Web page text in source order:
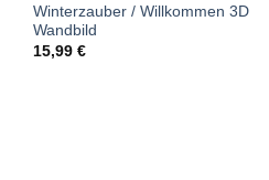
Winterzauber / Willkommen 3D
Wandbild
15,99 €